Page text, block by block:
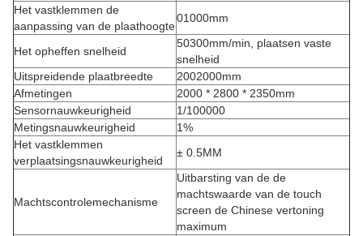
Het vastklemmen de
aanpassing van de plaathoogte
01000mm
Het opheffen snelheid
50300mm/min, plaatsen vaste
snelheid
Uitspreidende plaatbreedte
2002000mm
Afmetingen
2000 * 2800 * 2350mm
Sensornauwkeurigheid
1/100000
Metingsnauwkeurigheid
1%
Het vastklemmen
verplaatsingsnauwkeurigheid
± 0.5MM
Machtscontrolemechanisme
Uitbarsting van de de
machtswaarde van de touch
screen de Chinese vertoning
maximum